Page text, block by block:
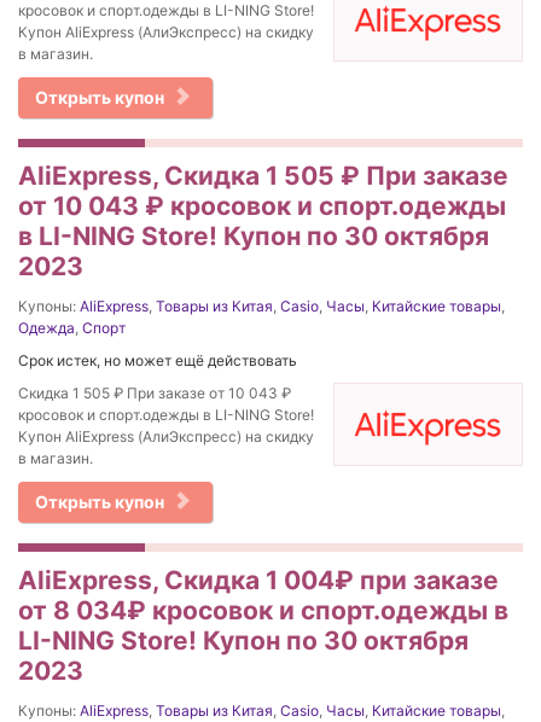
кросовок и спорт.одежды в LI-NING Store!
Купон AliExpress (АлиЭкспресс) на скидку
в магазин.
Открыть купон
AliExpress, Скидка 1 505 ₽ При заказе
от 10 043 ₽ кросовок и спорт.одежды
в LI-NING Store! Купон по 30 октября
2023
Купоны: AliExpress, Товары из Китая, Casio, Часы, Китайские товары,
Одежда, Спорт
Срок истек, но может ещё действовать
Скидка 1 505 ₽ При заказе от 10 043 ₽
кросовок и спорт.одежды в LI-NING Store!
Купон AliExpress (АлиЭкспресс) на скидку
в магазин.
Открыть купон
AliExpress, Скидка 1 004₽ при заказе
от 8 034₽ кросовок и спорт.одежды в
LI-NING Store! Купон по 30 октября
2023
Купоны: AliExpress, Товары из Китая, Casio, Часы, Китайские товары,